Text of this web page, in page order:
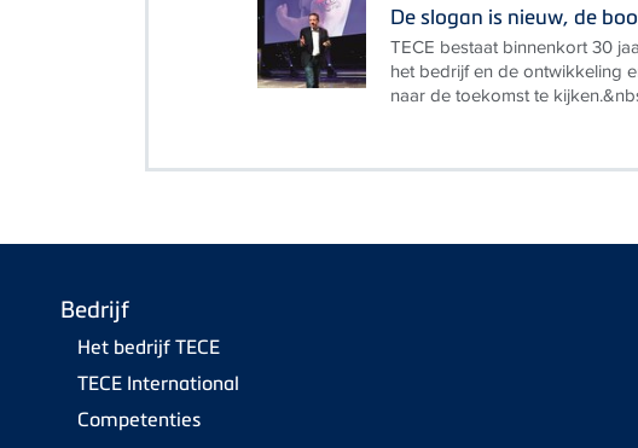
De slogan is nieuw, de
TECE bestaat binnenkort 30
het bedrijf en de ontwikkeling
naar de toekomst te
Bedrijf
Het bedrijf TECE
TECE International
Competenties